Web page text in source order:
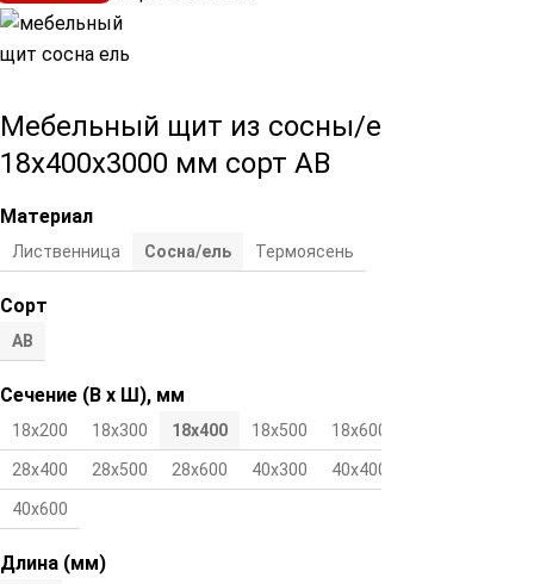
Мебельный щит из сосны/ели
18х400х3000 мм сорт АВ
Материал
Лиственница Сосна/ель Термоясень
Сорт
АВ
Сечение (В х Ш), мм
18х200 18х300 18х400 18х500 18х600
28х400 28х500 28х600 40х300 40х400
40х600
Длина (мм)